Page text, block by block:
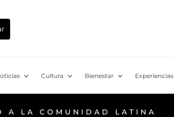
Cultura Bienestar Experiencias
A LA COMUNIDAD LATINA